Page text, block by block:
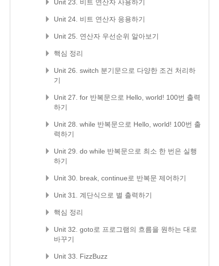
Unit 23. 비트 연산자 사용하기
Unit 24. 비트 연산자 응용하기
Unit 25. 연산자 우선순위 알아보기
핵심 정리
Unit 26. switch 분기문으로 다양한 조건 처리하
기
Unit 27. for 반복문으로 Hello, world! 100번 출력
하기
Unit 28. while 반복문으로 Hello, world! 100번 출
력하기
Unit 29. do while 반복문으로 최소 한 번은 실행
하기
Unit 30. break, continue로 반복문 제어하기
Unit 31. 계단식으로 별 출력하기
핵심 정리
Unit 32. goto로 프로그램의 흐름을 원하는 대로
바꾸기
Unit 33. FizzBuzz